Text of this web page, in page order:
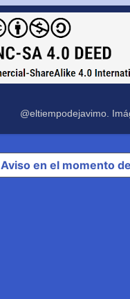
@eltiempodejavimo.
Aviso en el momento